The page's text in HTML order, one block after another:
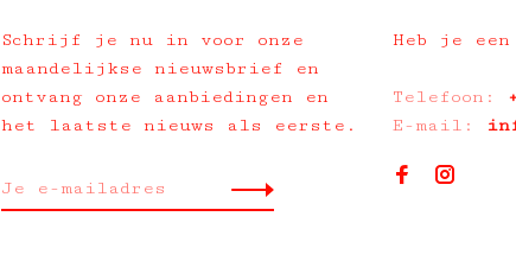
Schrijf je nu in voor onze
maandelijkse nieuwsbrief en
ontvang onze aanbiedingen en
het laatste nieuws als eerste.
Heb je een
Telefoon:
E-mail: